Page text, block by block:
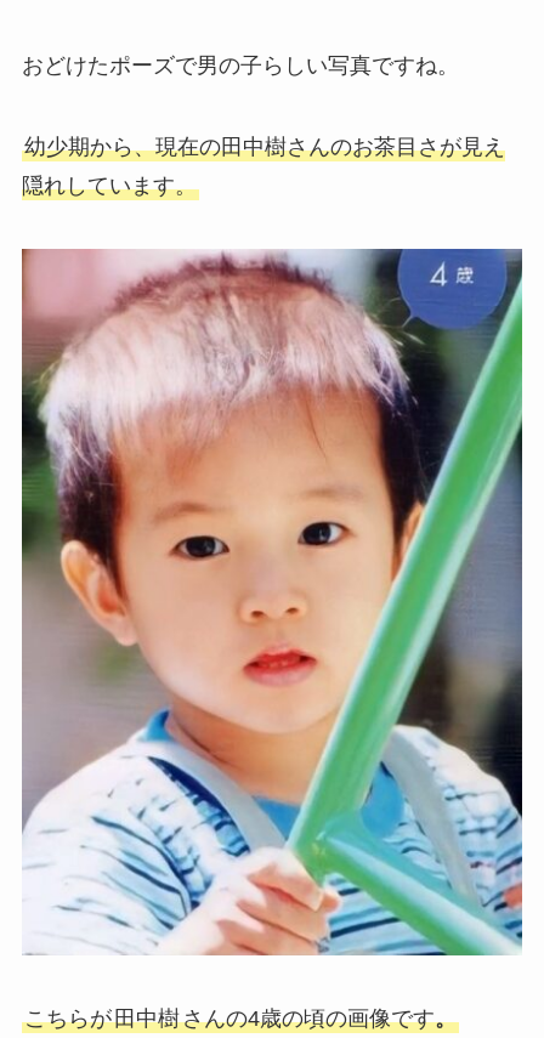
おどけたポーズで男の子らしい写真ですね。
幼少期から、現在の田中樹さんのお茶目さが見え
隠れしています。
こちらが田中樹さんの4歳の頃の画像です。